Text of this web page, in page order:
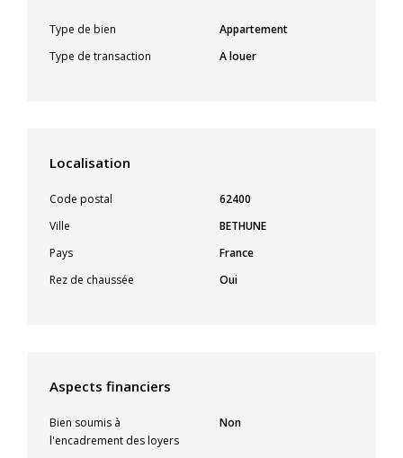
Type de bien
Appartement
Type de transaction
A louer
Localisation
Code postal
62400
Ville
BETHUNE
Pays
France
Rez de chaussée
Oui
Aspects financiers
Bien soumis à
l'encadrement des loyers
Non